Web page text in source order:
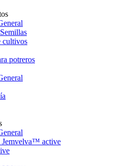
cultivos
potreros
active